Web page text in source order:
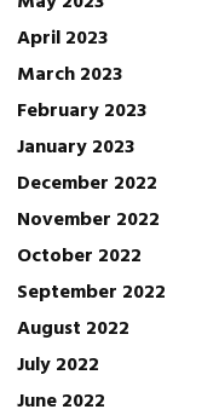
April 2023
March 2023
February 2023
January 2023
December 2022
November 2022
October 2022
September 2022
August 2022
July 2022
June 2022